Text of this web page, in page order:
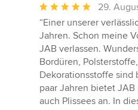
Durchschnittliche
Bewertung:
5
von
5
Sternen
29.
“Einer unserer
Jahren. Schon meine
JAB verlassen.
Bordüren,
Dekorationsstoffe sind
paar Jahren bietet
auch Plissees an. In